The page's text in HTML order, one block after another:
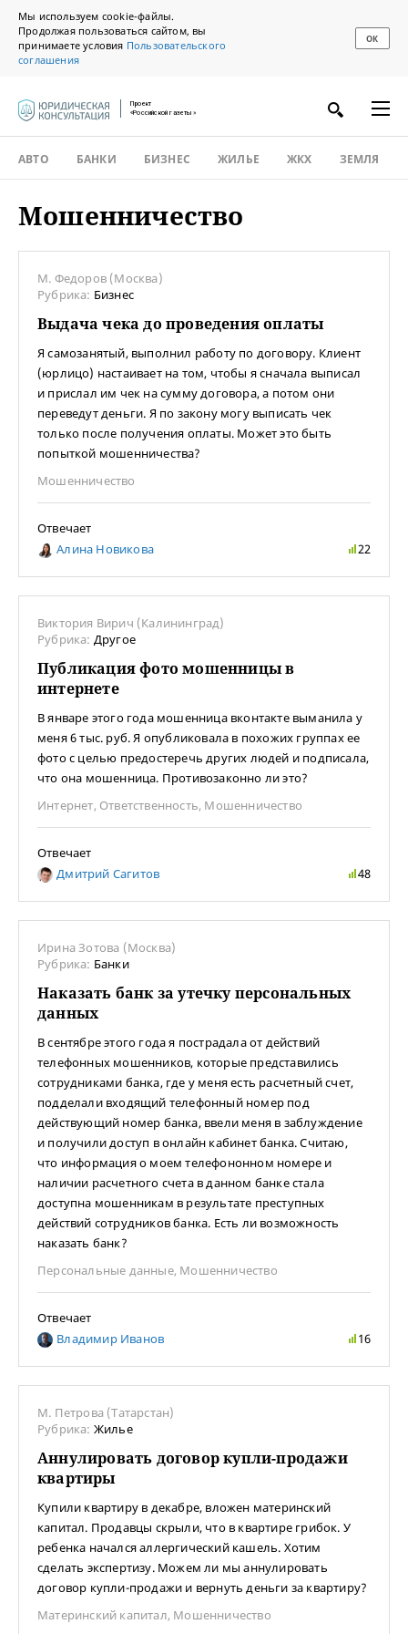
Мы используем cookie-файлы.
Продолжая пользоваться сайтом, вы
принимаете условия Пользовательского
соглашения
ОК
Проект
«Российской газеты»
АВТО БАНКИ БИЗНЕС ЖИЛЬЕ ЖКХ ЗЕМЛЯ
Мошенничество
М. Федоров (Москва)
Рубрика: Бизнес
Выдача чека до проведения оплаты
Я самозанятый, выполнил работу по договору. Клиент
(юрлицо) настаивает на том, чтобы я сначала выписал
и прислал им чек на сумму договора, а потом они
переведут деньги. Я по закону могу выписать чек
только после получения оплаты. Может это быть
попыткой мошенничества?
Мошенничество
Отвечает
Алина Новикова
22
Виктория Вирич (Калининград)
Рубрика: Другое
Публикация фото мошенницы в
интернете
В январе этого года мошенница вконтакте выманила у
меня 6 тыс. руб. Я опубликовала в похожих группах ее
фото с целью предостеречь других людей и подписала,
что она мошенница. Противозаконно ли это?
Интернет, Ответственность, Мошенничество
Отвечает
Дмитрий Сагитов
48
Ирина Зотова (Москва)
Рубрика: Банки
Наказать банк за утечку персональных
данных
В сентябре этого года я пострадала от действий
телефонных мошенников, которые представились
сотрудниками банка, где у меня есть расчетный счет,
подделали входящий телефонный номер под
действующий номер банка, ввели меня в заблуждение
и получили доступ в онлайн кабинет банка. Считаю,
что информация о моем телефононном номере и
наличии расчетного счета в данном банке стала
доступна мошенникам в результате преступных
действий сотрудников банка. Есть ли возможность
наказать банк?
Персональные данные, Мошенничество
Отвечает
Владимир Иванов
16
М. Петрова (Татарстан)
Рубрика: Жилье
Аннулировать договор купли-продажи
квартиры
Купили квартиру в декабре, вложен материнский
капитал. Продавцы скрыли, что в квартире грибок. У
ребенка начался аллергический кашель. Хотим
сделать экспертизу. Можем ли мы аннулировать
договор купли-продажи и вернуть деньги за квартиру?
Материнский капитал, Мошенничество